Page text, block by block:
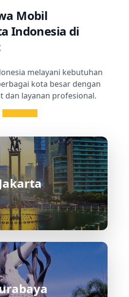
Mobil
Indonesia di
melayani kebutuhan
kota besar dengan
dan layanan profesional.